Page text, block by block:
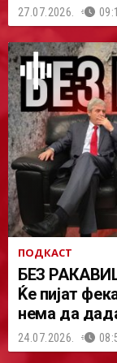
27.07.2026.
ПОДКАСТ
БЕЗ
Ќе пијат
нема да
24.07.2026.